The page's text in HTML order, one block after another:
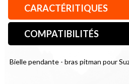
CARACTÉRITIQUES
COMPATIBILITÉS
Bielle pendante - bras pitman pour